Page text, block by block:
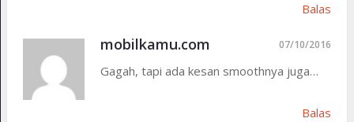
Balas
mobilkamu.com 07/10/2016
Gagah, tapi ada kesan smoothnya juga…
Balas